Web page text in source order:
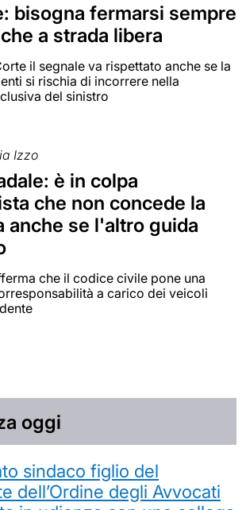
bisogna fermarsi sempre
a strada libera
il segnale va rispettato anche se la
si rischia di incorrere nella
del sinistro
Izzo
è in colpa
che non concede la
anche se l'altro guida
che il codice civile pone una
a carico dei veicoli
oggi
sindaco figlio del
dell’Ordine degli Avvocati